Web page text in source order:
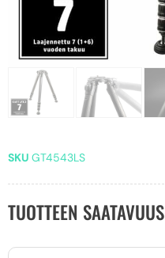
SKU GT4543LS
TUOTTEEN SAATAVUUS